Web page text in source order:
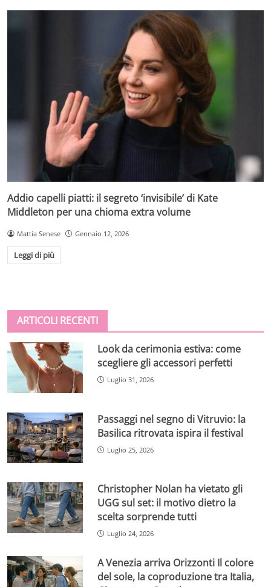
Addio capelli piatti: il segreto ‘invisibile’ di Kate
Middleton per una chioma extra volume
Mattia Senese Gennaio 12, 2026
Leggi di più
ARTICOLI RECENTI
Look da cerimonia estiva: come
scegliere gli accessori perfetti
Luglio 31, 2026
Passaggi nel segno di Vitruvio: la
Basilica ritrovata ispira il festival
Luglio 25, 2026
Christopher Nolan ha vietato gli
UGG sul set: il motivo dietro la
scelta sorprende tutti
Luglio 24, 2026
A Venezia arriva Orizzonti Il colore
del sole, la coproduzione tra Italia,